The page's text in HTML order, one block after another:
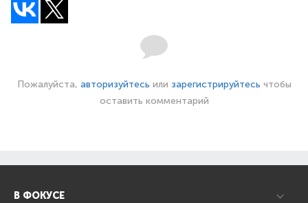
Пожалуйста, авторизуйтесь или зарегистрируйтесь чтобы
оставить комментарий
В ФОКУСЕ